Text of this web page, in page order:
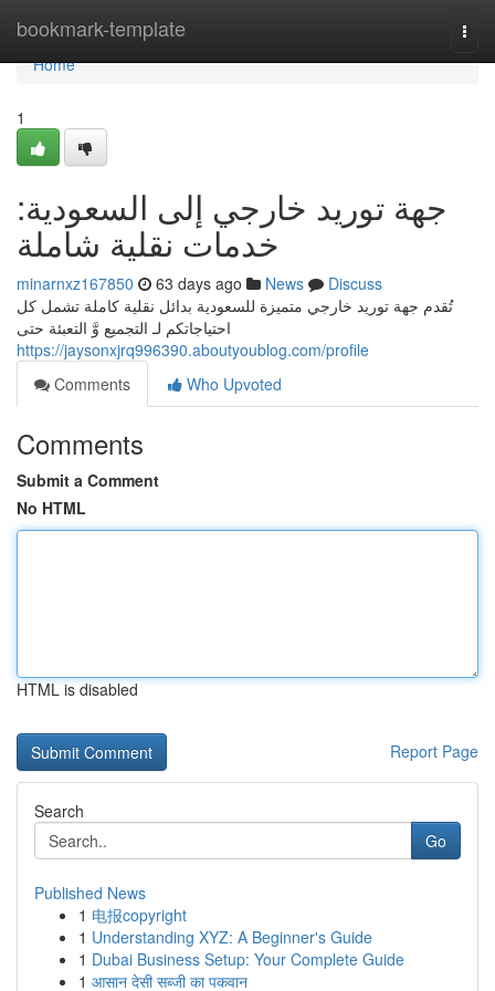
bookmark-template
Home
Home
1
جهة توريد خارجي إلى السعودية:
خدمات نقلية شاملة
minarnxz167850 63 days ago News
Discuss
تُقدم جهة توريد خارجي متميزة للسعودية بدائل نقلية كاملة تشمل كل
احتياجاتكم لـ التجميع وَّ التعبئة حتى
https://jaysonxjrq996390.aboutyoublog.com/profile
Comments
Who Upvoted
Comments
Submit a Comment
No HTML
HTML is disabled
Report Page
Search
Go
Published News
1 电报copyright
1 Understanding XYZ: A Beginner's Guide
1 Dubai Business Setup: Your Complete Guide
1 आसान देसी सब्जी का पकवान